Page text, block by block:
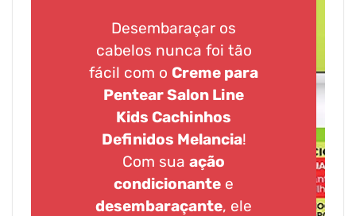
Desembaraçar os
cabelos nunca foi tão
fácil com o Creme para
Pentear Salon Line
Kids Cachinhos
Definidos Melancia!
Com suaação
condicionante e
desembaraçante, ele